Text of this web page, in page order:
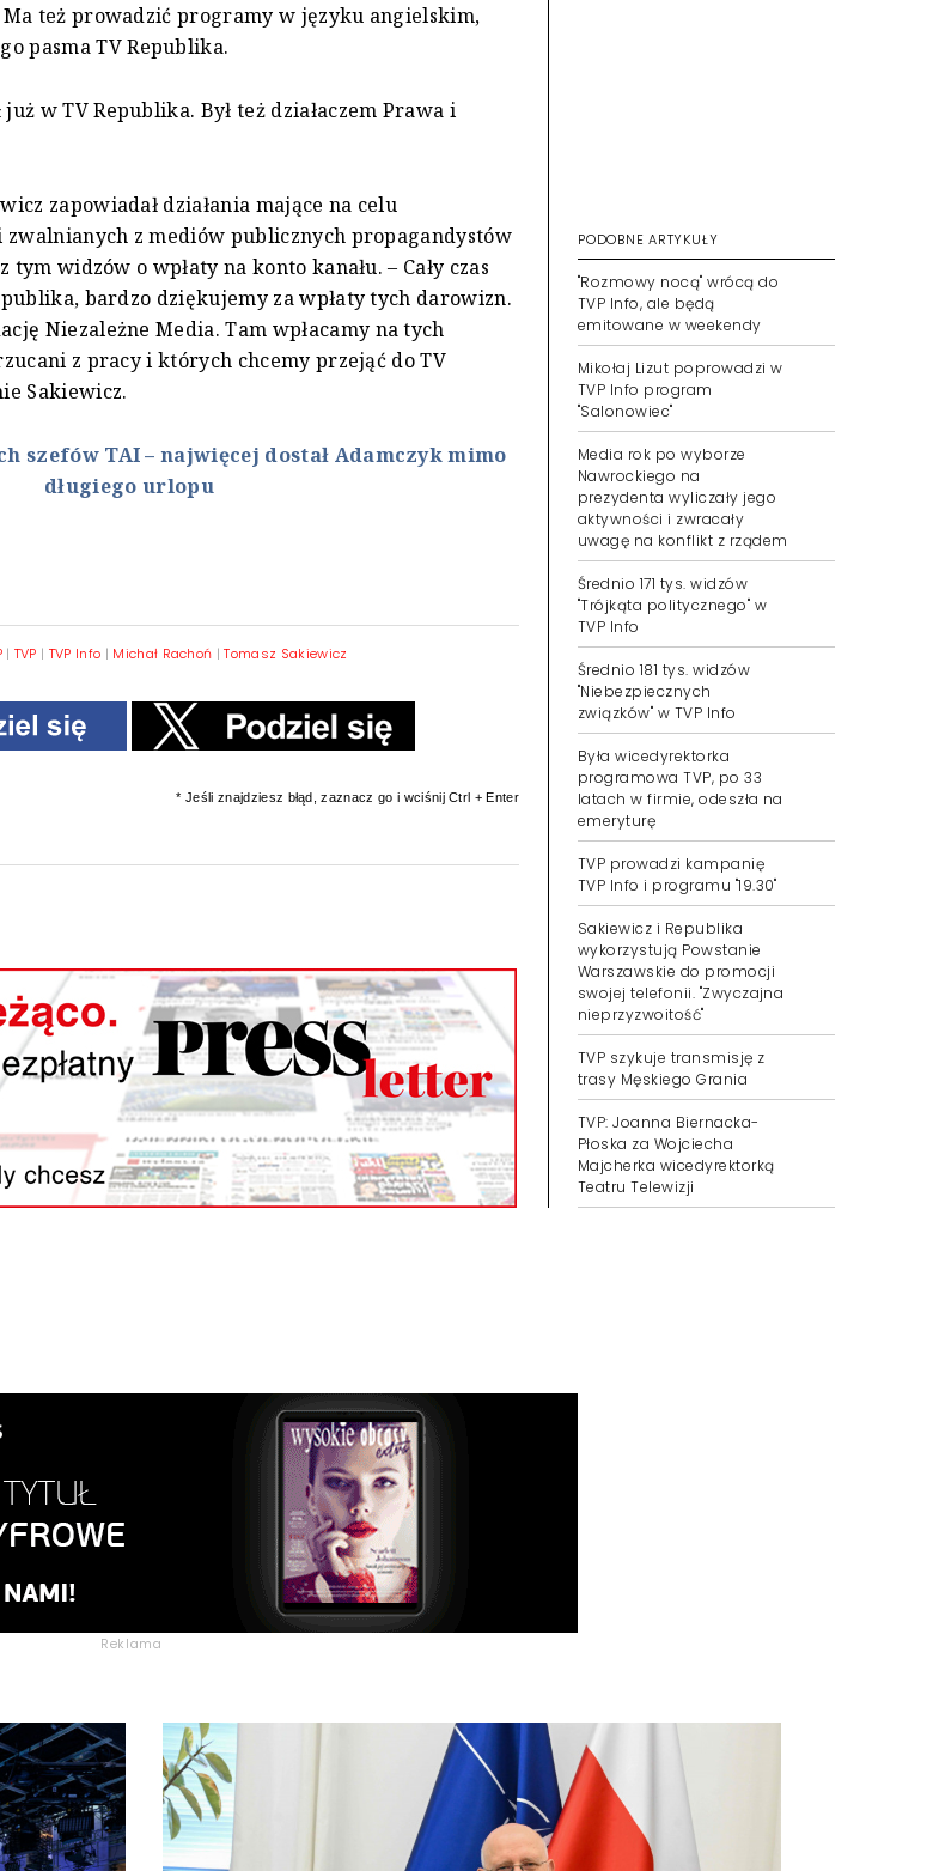
Ma też prowadzić programy w języku angielskim,
pasma TV Republika.
w TV Republika. Był też działaczem Prawa i
zapowiadał działania mające na celu
zwalnianych z mediów publicznych propagandystów
tym widzów o wpłaty na konto kanału. – Cały czas
bardzo dziękujemy za wpłaty tych darowizn.
Niezależne Media. Tam wpłacamy na tych
z pracy i których chcemy przejąć do TV
Sakiewicz.
szefów TAI – najwięcej dostał Adamczyk mimo
długiego urlopu
| TVP | TVP Info | Michał Rachoń |Tomasz Sakiewicz
* Jeśli znajdziesz błąd, zaznacz go i wciśnij Ctrl + Enter
PODOBNE ARTYKUŁY
"Rozmowy nocą" wrócą do
TVP Info, ale będą
emitowane w weekendy
Mikołaj Lizut poprowadzi w
TVP Info program
"Salonowiec"
Media rok po wyborze
Nawrockiego na
prezydenta wyliczały jego
aktywności i zwracały
uwagę na konflikt z rządem
Średnio 171 tys. widzów
"Trójkąta politycznego" w
TVP Info
Średnio 181 tys. widzów
"Niebezpiecznych
związków" w TVP Info
Była wicedyrektorka
programowa TVP, po 33
latach w firmie, odeszła na
emeryturę
TVP prowadzi kampanię
TVP Info i programu "19.30"
Sakiewicz i Republika
wykorzystują Powstanie
Warszawskie do promocji
swojej telefonii. "Zwyczajna
nieprzyzwoitość"
TVP szykuje transmisję z
trasy Męskiego Grania
TVP: Joanna Biernacka-
Płoska za Wojciecha
Majcherka wicedyrektorką
Teatru Telewizji
Reklama